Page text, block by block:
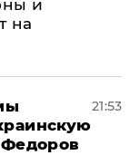
и
на
21:53